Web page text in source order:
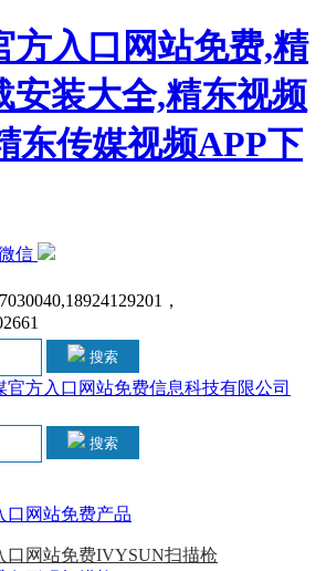
方入口网站免费,精
安装大全,精东视频
东传媒视频APP下
信
，
搜索
搜索
口网站免费产品
口网站免费IVYSUN扫描枪